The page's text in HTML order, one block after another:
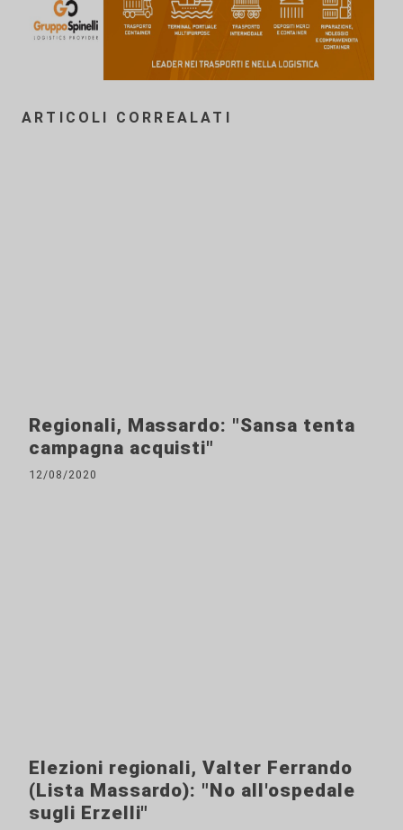
ARTICOLI CORREALATI
Regionali, Massardo: "Sansa tenta
campagna acquisti"
12/08/2020
Elezioni regionali, Valter Ferrando
(Lista Massardo): "No all'ospedale
sugli Erzelli"